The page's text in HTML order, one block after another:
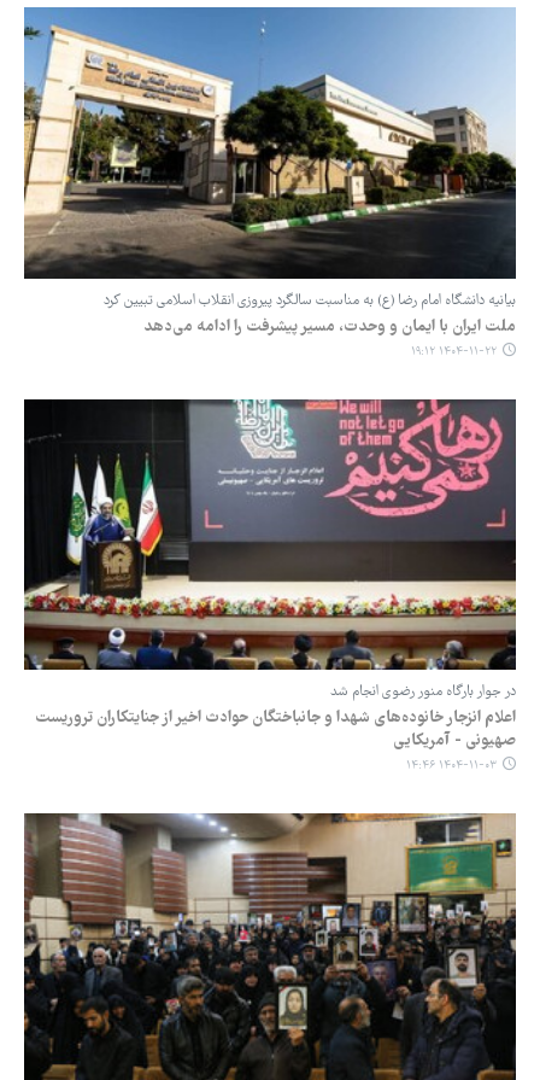
بیانیه دانشگاه امام رضا (ع) به مناسبت سالگرد پیروزی انقلاب اسلامی تبیین کرد
ملت ایران با ایمان و وحدت، مسیر پیشرفت را ادامه می‌دهد
۱۴۰۴-۱۱-۲۲ ۱۹:۱۲
در جوار بارگاه منور رضوی انجام شد
اعلام انزجار خانوده‌های شهدا و جانباختگان حوادث اخیر از جنایتکاران تروریست
صهیونی - آمریکایی
۱۴۰۴-۱۱-۰۳ ۱۴:۴۶